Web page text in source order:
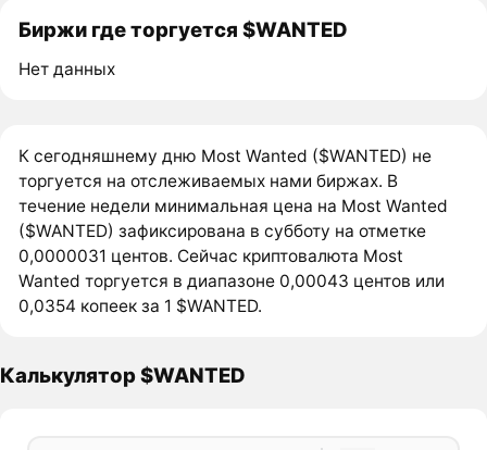
Биржи где торгуется $WANTED
Нет данных
К сегодняшнему дню Most Wanted ($WANTED) не
торгуется на отслеживаемых нами биржах. В
течение недели минимальная цена на Most Wanted
($WANTED) зафиксирована в субботу на отметке
0,0000031 центов. Сейчас криптовалюта Most
Wanted торгуется в диапазоне 0,00043 центов или
0,0354 копеек за 1 $WANTED.
Калькулятор $WANTED